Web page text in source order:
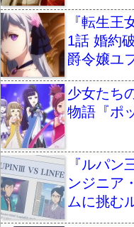
『転生王
1話 婚約
爵令嬢ユ
少女たち
物語『ポ
『ルパン
ンジニア
ムに挑む